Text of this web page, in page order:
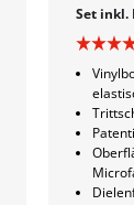
Set inkl.